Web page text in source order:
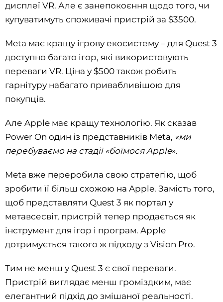
дисплеї VR. Але є занепокоєння щодо того, чи
купуватимуть споживачі пристрій за $3500.
Meta має кращу ігрову екосистему – для Quest 3
доступно багато ігор, які використовують
переваги VR. Ціна у $500 також робить
гарнітуру набагато привабливішою для
покупців.
Але Apple має кращу технологію. Як сказав
Power On один із представників Meta, «ми
перебуваємо на стадії «боїмося Apple».
Meta вже переробила свою стратегію, щоб
зробити її більш схожою на Apple. Замість того,
щоб представляти Quest 3 як портал у
метавсесвіт, пристрій тепер продається як
інструмент для ігор і програм. Apple
дотримується такого ж підходу з Vision Pro.
Тим не менш у Quest 3 є свої переваги.
Пристрій виглядає менш громіздким, має
елегантний підхід до змішаної реальності.